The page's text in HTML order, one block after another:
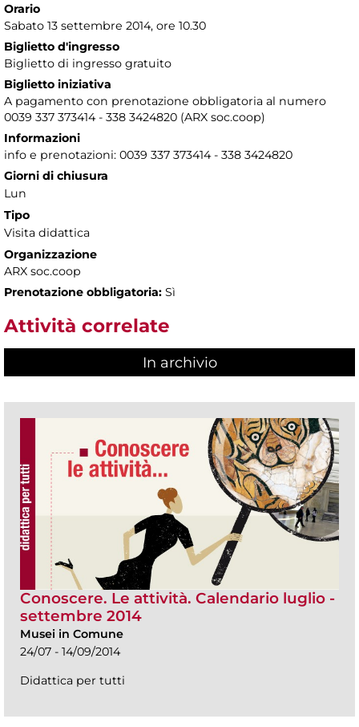
Orario
Sabato 13 settembre 2014, ore 10.30
Biglietto d'ingresso
Biglietto di ingresso gratuito
Biglietto iniziativa
A pagamento con prenotazione obbligatoria al numero
0039 337 373414 - 338 3424820 (ARX soc.coop)
Informazioni
info e prenotazioni: 0039 337 373414 - 338 3424820
Giorni di chiusura
Lun
Tipo
Visita didattica
Organizzazione
ARX soc.coop
Prenotazione obbligatoria: Sì
Attività correlate
In archivio
Conoscere. Le attività. Calendario luglio -
settembre 2014
Musei in Comune
24/07 - 14/09/2014
Didattica per tutti